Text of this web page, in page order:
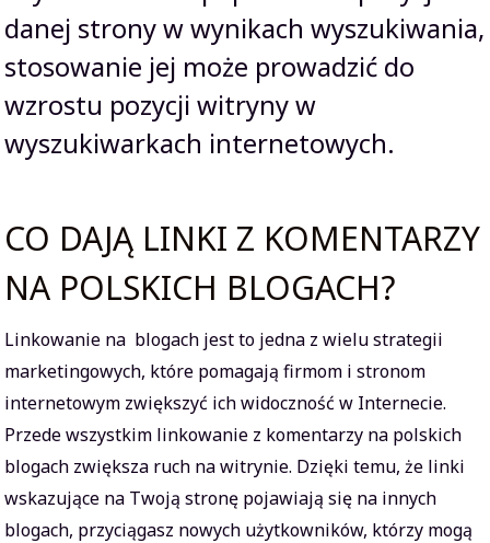
danej strony w wynikach wyszukiwania,
stosowanie jej może prowadzić do
wzrostu pozycji witryny w
wyszukiwarkach internetowych.
CO DAJĄ LINKI Z KOMENTARZY
NA POLSKICH BLOGACH?
Linkowanie na blogach jest to jedna z wielu strategii
marketingowych, które pomagają firmom i stronom
internetowym zwiększyć ich widoczność w Internecie.
Przede wszystkim linkowanie z komentarzy na polskich
blogach zwiększa ruch na witrynie. Dzięki temu, że linki
wskazujące na Twoją stronę pojawiają się na innych
blogach, przyciągasz nowych użytkowników, którzy mogą